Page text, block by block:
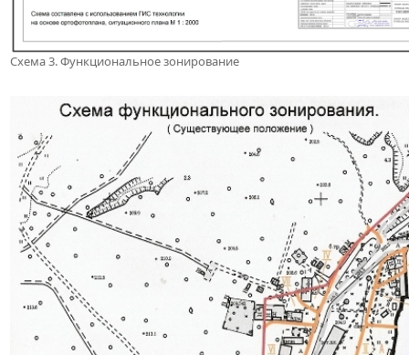
Схема 3. Функциональное зонирование